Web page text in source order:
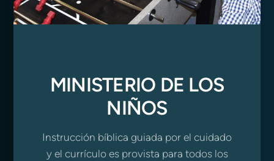
MINISTERIO DE LOS
NIÑOS
Instrucción bíblica guiada por el cuidado
y el currículo es provista para todos los